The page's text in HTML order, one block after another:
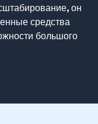
он
средства
большого